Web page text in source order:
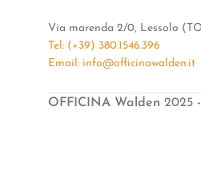
Via marenda 2/0, Lessolo
Tel: (+39) 380.1546.396
Email: info@officinawalden.it
OFFICINA Walden 2025